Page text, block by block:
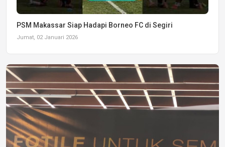
PSM Makassar Siap Hadapi Borneo FC di Segiri
Jumat, 02 Januari 2026